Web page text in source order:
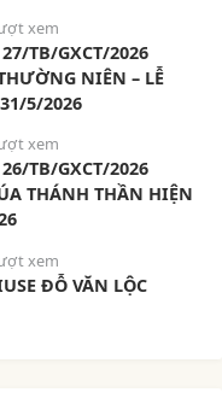
xem
TB/GXCT/2026
NIÊN – LỄ
5/2026
xem
TB/GXCT/2026
THÁNH THẦN HIỆN
xem
ĐỖ VĂN LỘC